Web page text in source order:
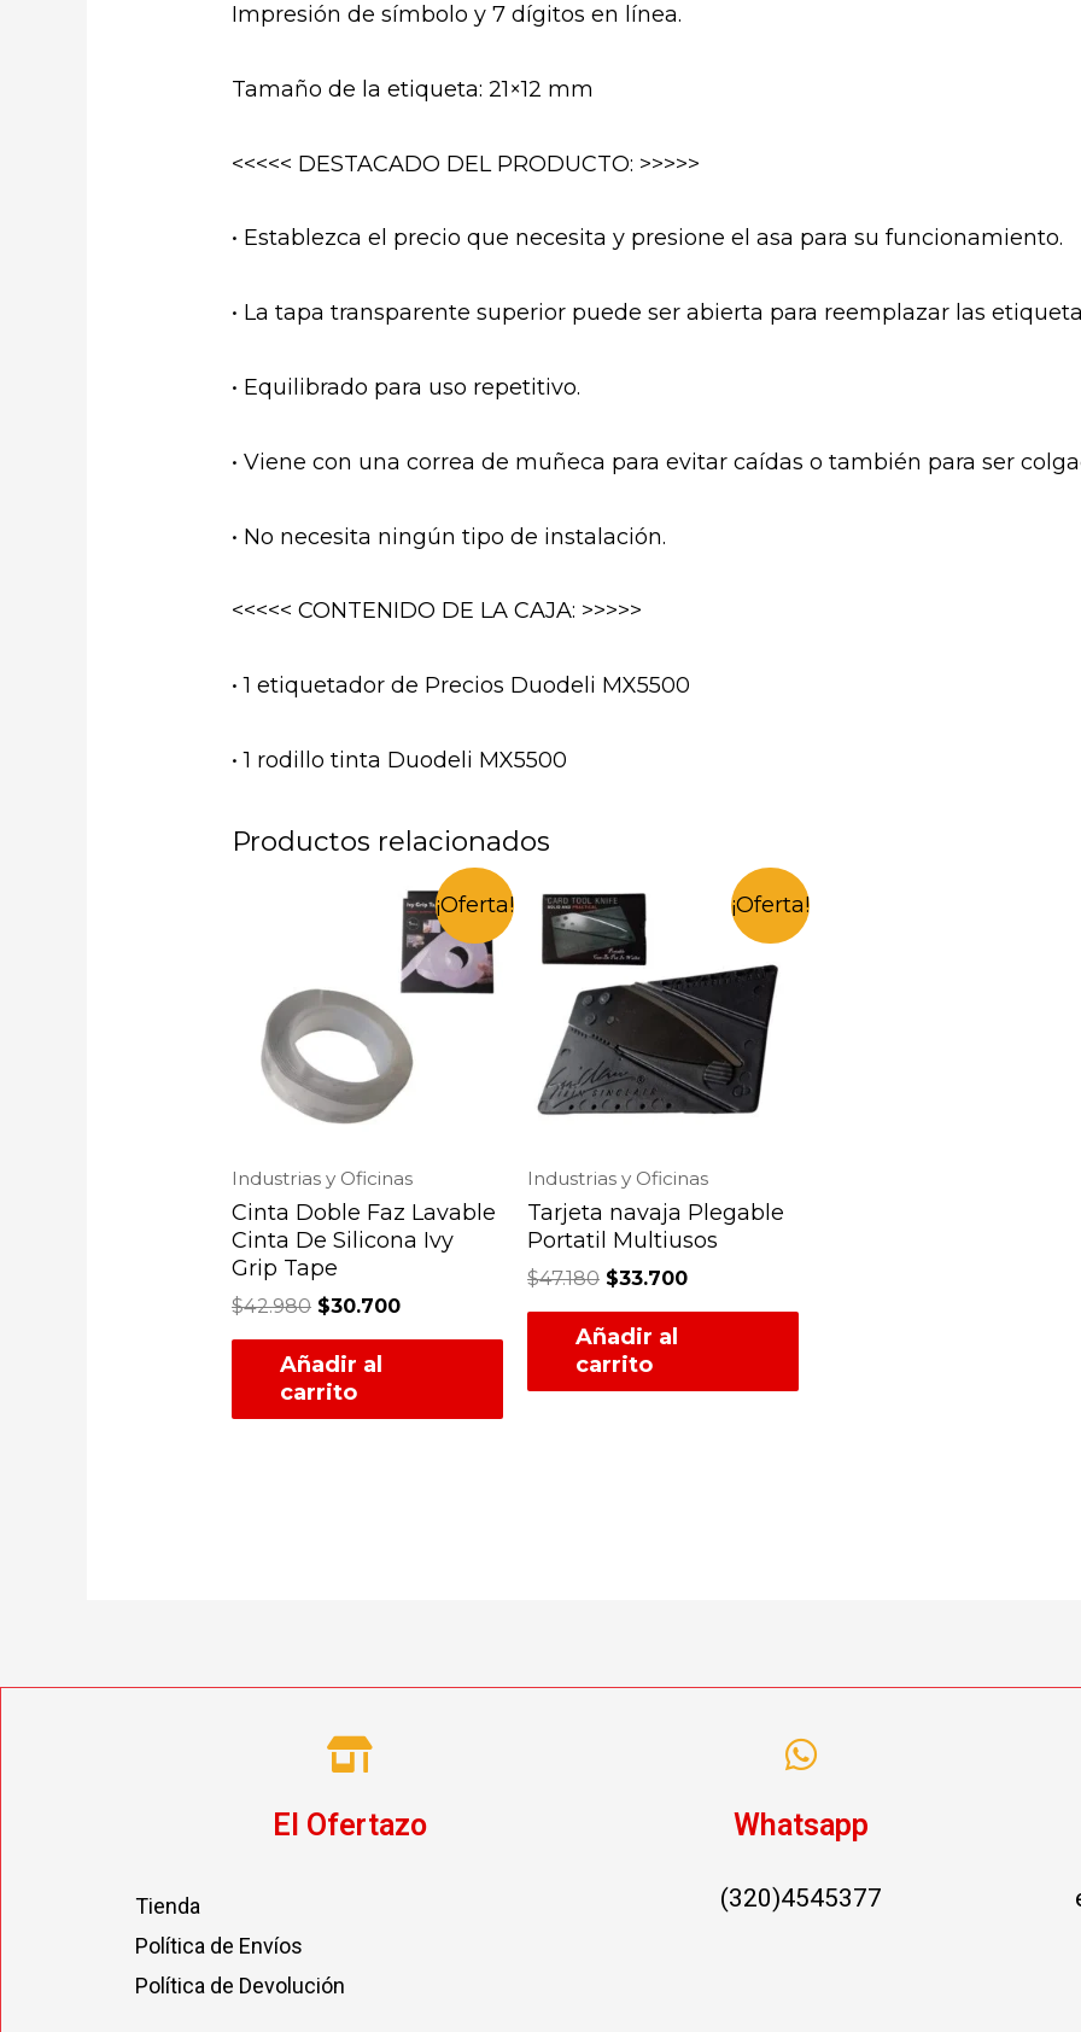
Impresión de símbolo y 7 dígitos en línea.
Tamaño de la etiqueta: 21×12 mm
<<<<< DESTACADO DEL PRODUCTO: >>>>>
• Establezca el precio que necesita y presione el asa para su funcionamiento.
• La tapa transparente superior puede ser abierta para reemplazar las
• Equilibrado para uso repetitivo.
• Viene con una correa de muñeca para evitar caídas o también para ser
• No necesita ningún tipo de instalación.
<<<<< CONTENIDO DE LA CAJA: >>>>>
• 1 etiquetador de Precios Duodeli MX5500
• 1 rodillo tinta Duodeli MX5500
Productos relacionados
¡Oferta!
Industrias y Oficinas
Cinta Doble Faz Lavable
Cinta De Silicona Ivy
Grip Tape
$42.980 $30.700
Añadir al
carrito
¡Oferta!
Industrias y Oficinas
Tarjeta navaja Plegable
Portatil Multiusos
$47.180 $33.700
Añadir al
carrito
El Ofertazo
Tienda
Política de Envíos
Política de Devolución
Whatsapp
(320)4545377